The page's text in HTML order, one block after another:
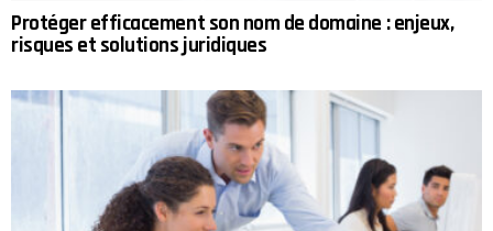
Protéger efficacement son nom de domaine : enjeux,
risques et solutions juridiques